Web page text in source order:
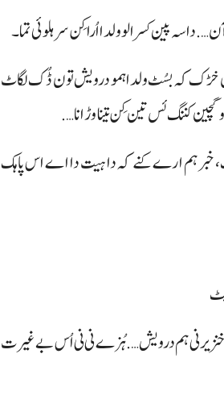
داسہ پین کسر الو ولدا اُرا کِن سر ہلوئی تما۔
آن خڑک کہ بسُٹ ولدا ہمو درویش تون ڈُک لگاٹ
کننگ ئس تین کِن تینا وڑ انا….
ہم ارے کنے کہ دا ہیت دا اے اس پاہک
خنزیر نی ہم درویش…. ہُزے نی نی اُس بے غیرت